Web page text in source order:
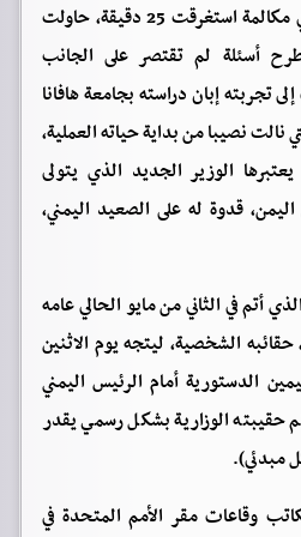
انهمرت التهاني على الوزير في مكالمة استغرقت 25 دقيقة، حاولت
أسئلة لم تقتصر على الجانب
إبان دراسته بجامعة هافانا
نالت نصيبا من بداية حياته العملية،
الوزير الجديد الذي يتولى
قدوة له على الصعيد اليمني،
أتم في الثاني من مايو الحالي عامه
الشخصية، ليتجه يوم الاثنين
الدستورية أمام الرئيس اليمني
حقيبته الوزارية بشكل رسمي يقدر
مبدئي).
وقاعات مقر الأمم المتحدة في